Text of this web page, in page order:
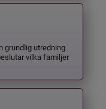
grundlig utredning
vilka familjer